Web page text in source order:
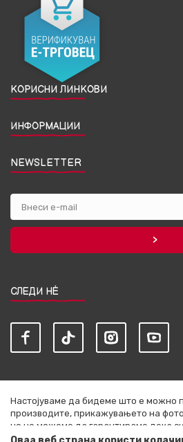
КОРИСНИ ЛИНКОВИ
ИНФОРМАЦИИ
NEWSLETTER
СЛЕДИ НЀ
Настојуваме да бидеме што е можно
производите, прикажувањето на
но не можеме да гарантираме дека
комплетни и без грешки. Сите